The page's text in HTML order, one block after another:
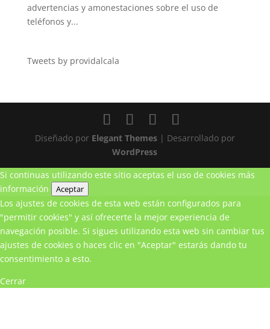
advertencias y amonestaciones sobre el uso de
teléfonos y...
Tweets by providalcala
Diseñado por Elegant Themes| Desarrollado por
WordPress
Si continuas utilizando este sitio aceptas el uso de cookies más
información
Aceptar
Los ajustes de cookies de esta web están configurados para
"permitir cookies" y así ofrecerte la mejor experiencia de
navegación posible. Si sigues utilizando esta web sin cambiar tus
ajustes de cookies o haces clic en "Aceptar" estarás dando tu
consentimiento a esto.
Cerrar